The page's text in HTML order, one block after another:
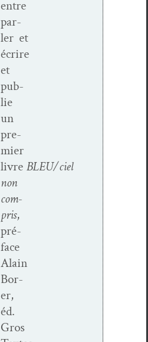
entre
par­
ler et
écrire
et
pub­
lie
un
pre­
mier
livreBLEU/ciel
non
com­
pris,
pré­
face
Alain
Bor­
er,
éd.
Gros